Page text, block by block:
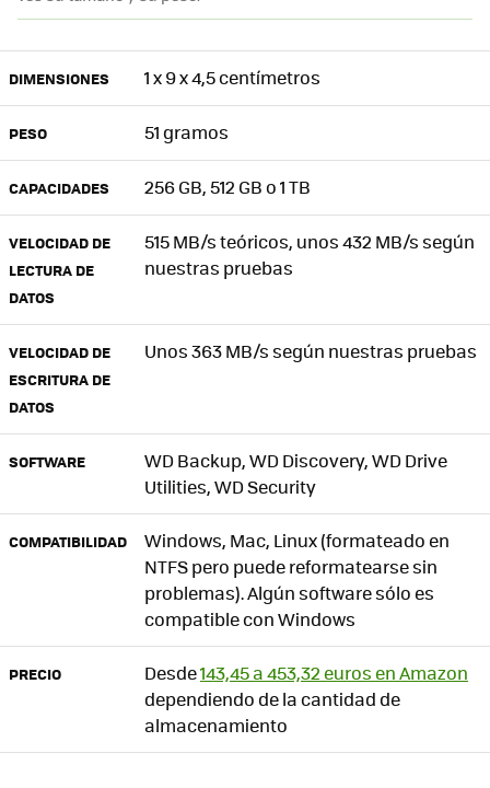
DIMENSIONES 1 x 9 x 4,5 centímetros
PESO 51 gramos
CAPACIDADES 256 GB, 512 GB o 1 TB
VELOCIDAD DE
LECTURA DE
DATOS
515 MB/s teóricos, unos 432 MB/s según
nuestras pruebas
VELOCIDAD DE
ESCRITURA DE
DATOS
Unos 363 MB/s según nuestras pruebas
SOFTWARE
WD Backup, WD Discovery, WD Drive
Utilities, WD Security
COMPATIBILIDAD
Windows, Mac, Linux (formateado en
NTFS pero puede reformatearse sin
problemas). Algún software sólo es
compatible con Windows
PRECIO Desde143,45 a 453,32 euros en Amazon
dependiendo de la cantidad de
almacenamiento